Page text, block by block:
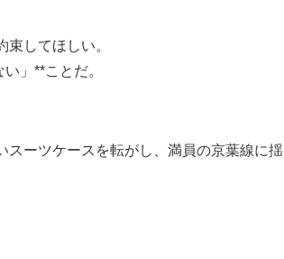
してほしい。
」**ことだ。
スーツケースを転がし、満員の京葉線に揺